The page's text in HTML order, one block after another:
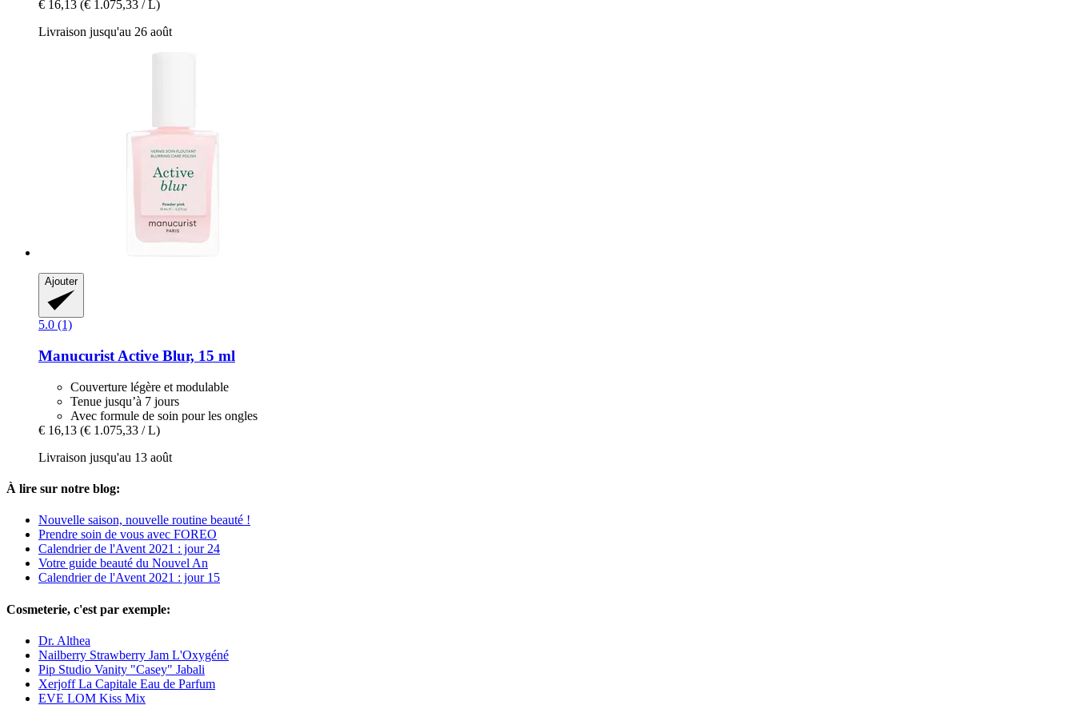
€ 16,13 (€ 1.075,33 / L)
Livraison jusqu'au 26 août
Ajouter
5.0 (1)
Manucurist Active Blur, 15 ml
Couverture légère et modulable
Tenue jusqu’à 7 jours
Avec formule de soin pour les ongles
€ 16,13 (€ 1.075,33 / L)
Livraison jusqu'au 13 août
À lire sur notre blog:
Nouvelle saison, nouvelle routine beauté !
Prendre soin de vous avec FOREO
Calendrier de l'Avent 2021 : jour 24
Votre guide beauté du Nouvel An
Calendrier de l'Avent 2021 : jour 15
Cosmeterie, c'est par exemple:
Dr. Althea
Nailberry Strawberry Jam L'Oxygéné
Pip Studio Vanity "Casey" Jabali
Xerjoff La Capitale Eau de Parfum
EVE LOM Kiss Mix